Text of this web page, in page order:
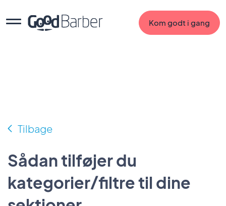
Kom godt i gang
Tilbage
Sådan tilføjer du
kategorier/filtre til dine